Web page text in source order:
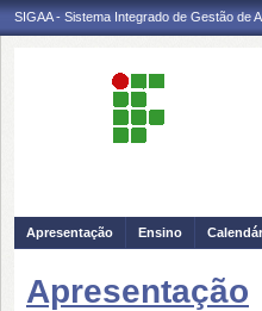
SIGAA - Sistema Integrado de Gestão de
Apresentação Ensino
Apresentação